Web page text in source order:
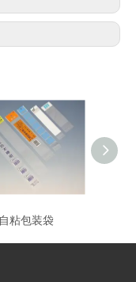
自粘包装袋